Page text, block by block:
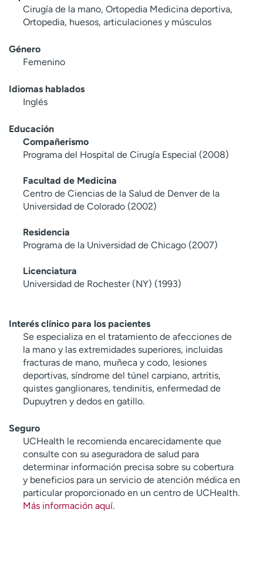
Cirugía de la mano, Ortopedia Medicina deportiva,
Ortopedia, huesos, articulaciones y músculos
Género
Femenino
Idiomas hablados
Inglés
Educación
Compañerismo
Programa del Hospital de Cirugía Especial (2008)
Facultad de Medicina
Centro de Ciencias de la Salud de Denver de la
Universidad de Colorado (2002)
Residencia
Programa de la Universidad de Chicago (2007)
Licenciatura
Universidad de Rochester (NY) (1993)
Interés clínico para los pacientes
Se especializa en el tratamiento de afecciones de
la mano y las extremidades superiores, incluidas
fracturas de mano, muñeca y codo, lesiones
deportivas, síndrome del túnel carpiano, artritis,
quistes ganglionares, tendinitis, enfermedad de
Dupuytren y dedos en gatillo.
Seguro
UCHealth le recomienda encarecidamente que
consulte con su aseguradora de salud para
determinar información precisa sobre su cobertura
y beneficios para un servicio de atención médica en
particular proporcionado en un centro de UCHealth.
Más información aquí.